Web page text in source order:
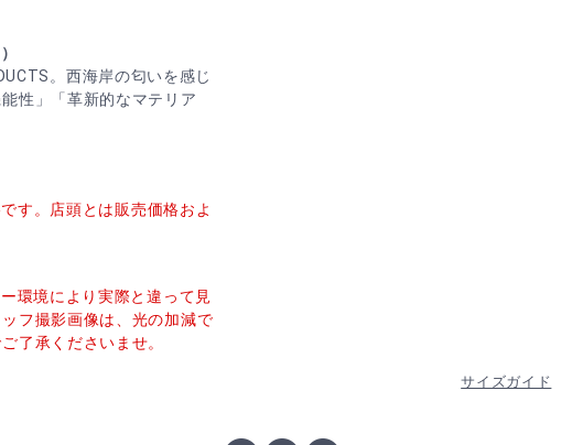
。西海岸の匂いを感じ
性」「革新的なマテリア
す。店頭とは販売価格およ
環境により実際と違って見
フ撮影画像は、光の加減で
了承くださいませ。
サイズガイド